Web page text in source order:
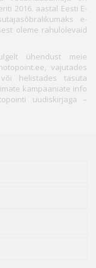
2016. aastal Eesti E-
e-
oleme rahulolevaid
ühendust meie
vajutades
helistades tasuta
kampaaniate info
uudiskirjaga –